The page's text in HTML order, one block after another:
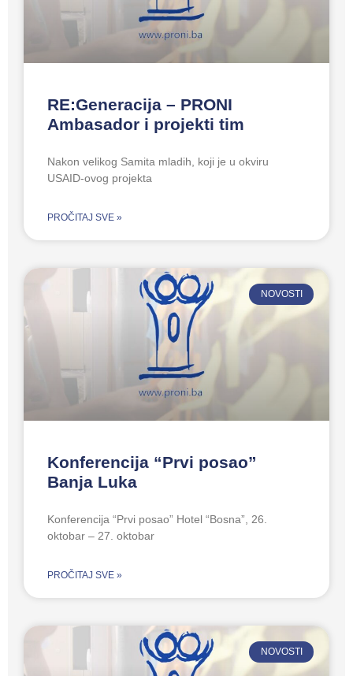
RE:Generacija – PRONI
Ambasador i projekti tim
Nakon velikog Samita mladih, koji je u okviru
USAID-ovog projekta
PROČITAJ SVE »
NOVOSTI
Konferencija “Prvi posao”
Banja Luka
Konferencija “Prvi posao” Hotel “Bosna”, 26.
oktobar – 27. oktobar
PROČITAJ SVE »
NOVOSTI